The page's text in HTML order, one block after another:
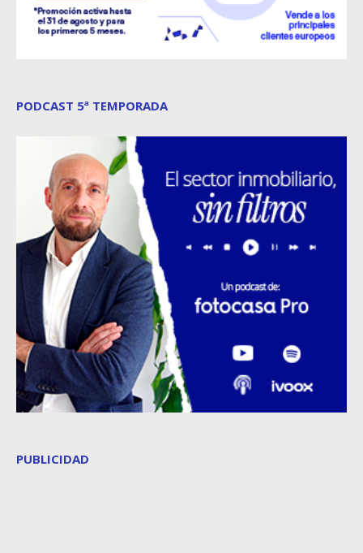
PODCAST 5ª TEMPORADA
PUBLICIDAD